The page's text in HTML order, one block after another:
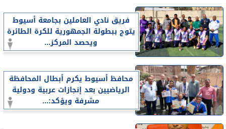
فريق نادي العاملين بجامعة أسيوط
يتوج ببطولة الجمهورية للكرة الطائرة
ويحصد المركز...
محافظ أسيوط يكرم أبطال المحافظة
الرياضيين بعد إنجازات عربية ودولية
مشرفة ويؤكد:...